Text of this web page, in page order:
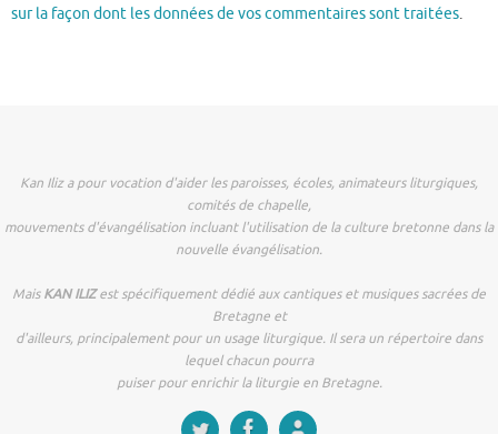
sur la façon dont les données de vos commentaires sont traitées.
Kan Iliz a pour vocation d'aider les paroisses, écoles, animateurs liturgiques,
comités de chapelle,
mouvements d'évangélisation incluant l'utilisation de la culture bretonne dans la
nouvelle évangélisation.
MaisKAN ILIZest spécifiquement dédié aux cantiques et musiques sacrées de
Bretagne et
d'ailleurs, principalement pour un usage liturgique. Il sera un répertoire dans
lequel chacun pourra
puiser pour enrichir la liturgie en Bretagne.